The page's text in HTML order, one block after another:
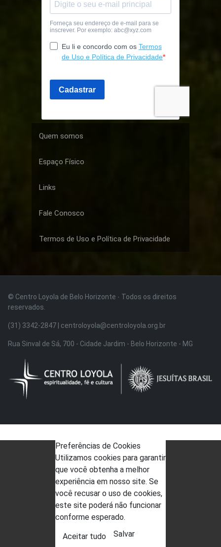
Quem somos
Espaço Físico
Links
Fale Conosco
Termos de Uso e Política de Privacidade
© Centro Loyola de Belo Horizonte · Todos os direitos
reservados.
(31) 3342-2847 | centroloyola@centroloyola.org.br
Rua Sinval de Sá, 700 - Cidade Jardim - Belo Horizonte - MG
Preferências de Cookies
Utilizamos cookies para garantir
que você obtenha a melhor
experiência em nosso site. Se
você recusar o uso de cookies,
este site poderá não funcionar
conforme esperado.
Aceitar tudo Salvar